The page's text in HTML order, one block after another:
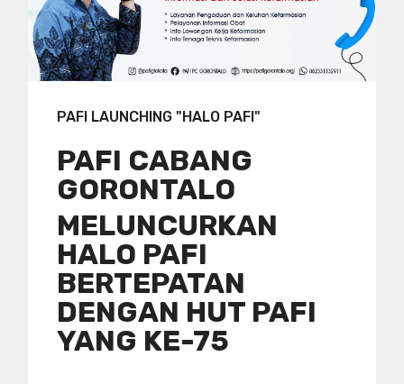
PAFI LAUNCHING "HALO PAFI"
PAFI CABANG
GORONTALO
MELUNCURKAN
HALO PAFI
BERTEPATAN
DENGAN HUT PAFI
YANG KE-75